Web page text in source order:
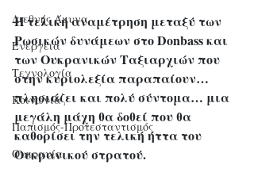
Διεθνής Άμυνα
Ενέργεια
Τεχνολογία
Κοινωνία
Παπισμός-Προτεσταντισμός
Ουκρανία
Η τελική αναμέτρηση μεταξύ των
Ρωσικών δυνάμεων στο Donbass και
των Ουκρανικών Ταξιαρχιών που
στην κυριολεξία παραπαίουν…
πλησιάζει και πολύ σύντομα… μια
μεγάλη μάχη θα δοθεί που θα
καθορίσει την τελική ήττα του
Ουκρανικού στρατού.